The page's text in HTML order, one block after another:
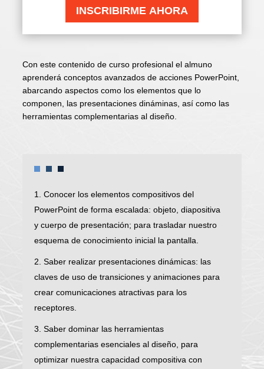
Con este contenido de curso profesional el almuno
aprenderá conceptos avanzados de acciones PowerPoint,
abarcando aspectos como los elementos que lo
componen, las presentaciones dináminas, así como las
herramientas complementarias al diseño.
1. Conocer los elementos compositivos del
PowerPoint de forma escalada: objeto, diapositiva
y cuerpo de presentación; para trasladar nuestro
esquema de conocimiento inicial la pantalla.
2. Saber realizar presentaciones dinámicas: las
claves de uso de transiciones y animaciones para
crear comunicaciones atractivas para los
receptores.
3. Saber dominar las herramientas
complementarias esenciales al diseño, para
optimizar nuestra capacidad compositiva con
INSCRIBIRME AHORA